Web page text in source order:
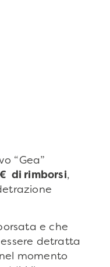
“Gea”
di rimborsi,
e che
detratta
momento